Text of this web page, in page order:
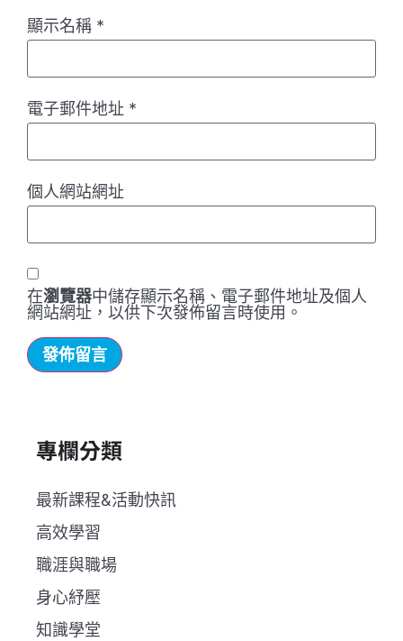
顯示名稱 *
電子郵件地址 *
個人網站網址
在瀏覽器中儲存顯示名稱、電子郵件地址及個人
網站網址，以供下次發佈留言時使用。
專欄分類
最新課程&活動快訊
高效學習
職涯與職場
身心紓壓
知識學堂